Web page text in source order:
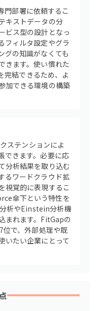
部署に依頼するこ
キストデータの分
ビス型の設計となっ
フィルタ設定やグラ
グの知識がなくても
きます。使い慣れた
完結できるため、よ
加できる環境の構築
ステンションによ
できます。必要に応
分析結果を取り込む
るワードクラウド拡
視覚的に表現するこ
傘下という特性を
析やEinstein分析機
まれます。FitGapの
で、外部処理や既
いたい企業にとって